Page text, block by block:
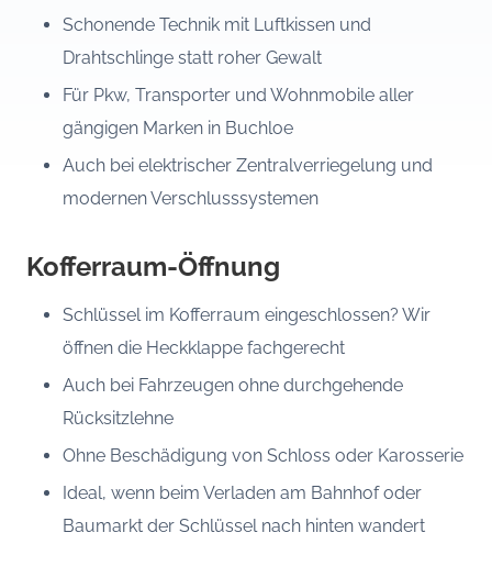
Schonende Technik mit Luftkissen und
Drahtschlinge statt roher Gewalt
Für Pkw, Transporter und Wohnmobile aller
gängigen Marken in Buchloe
Auch bei elektrischer Zentralverriegelung und
modernen Verschlusssystemen
Kofferraum-Öffnung
Schlüssel im Kofferraum eingeschlossen? Wir
öffnen die Heckklappe fachgerecht
Auch bei Fahrzeugen ohne durchgehende
Rücksitzlehne
Ohne Beschädigung von Schloss oder Karosserie
Ideal, wenn beim Verladen am Bahnhof oder
Baumarkt der Schlüssel nach hinten wandert